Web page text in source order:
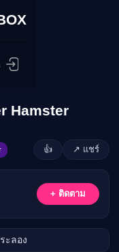
Builder
Collection
Share
นไลน์
Hamster
👍 ↗ แชร์
+ ติดตาม
ะลอง